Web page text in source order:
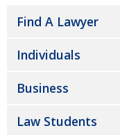
Find A Lawyer
Individuals
Business
Law Students